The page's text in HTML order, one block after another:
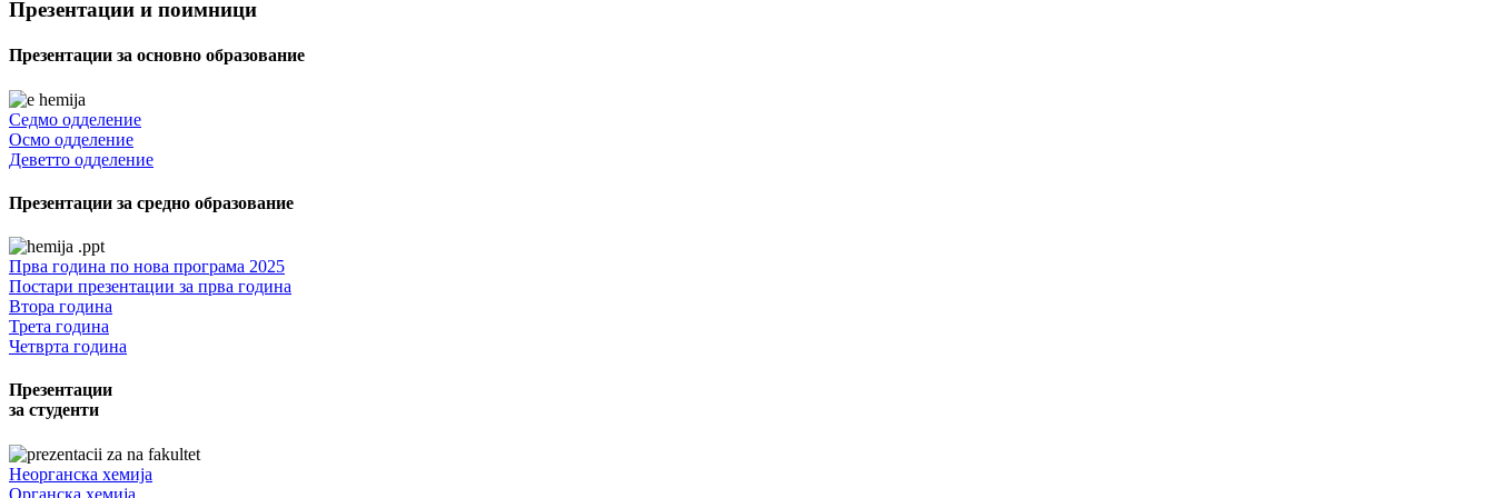
Презентации и поимници
Презентации за основно образование
Седмо одделение
Осмо одделение
Деветто одделение
Презентации за средно образование
Прва година по нова програма 2025
Постари презентации за прва година
Втора година
Трета година
Четврта година
Презентации
за студенти
Неорганска хемија
Органска хемија